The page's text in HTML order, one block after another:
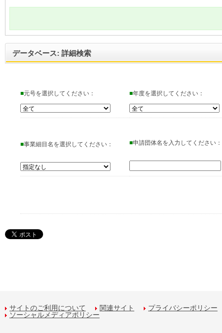
データベース: 詳細検索
■元号を選択してください： ■年度を選択してください：
■事業細目名を選択してください： ■申請団体名を入力してください：
サイトのご利用について 関連サイト
プライバシーポリシー
ソーシャルメディアポリシー